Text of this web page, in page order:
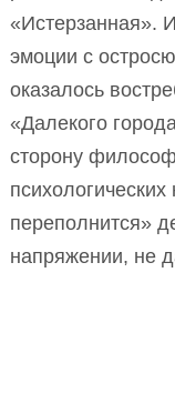
«Истерзанная».
эмоции с
оказалось
«Далекого
сторону
переполнится»
напряжении, не